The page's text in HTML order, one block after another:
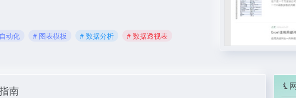
动化 # 图表模板 # 数据分析 # 数据透视表
南